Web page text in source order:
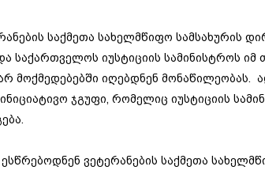
საქმეთა სახელმწიფო სამსახურის
საქართველოს იუსტიციის სამინისტროს
მოქმედებებში იღებდნენ მონაწილეობას.
ჯგუფი, რომელიც იუსტიციის
ესწრებოდნენ ვეტერანების საქმეთა